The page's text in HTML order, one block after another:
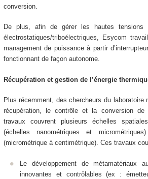
conversion.
De plus, afin de gérer les hautes tensions
électrostatiques/triboélectriques, Esycom
management de puissance à partir
fonctionnant de façon autonome.
Récupération et gestion de l’énergie
Plus récemment, des chercheurs du laboratoire
récupération, le contrôle et la conversion de
travaux couvrent plusieurs échelles
(échelles nanométriques et
(micrométrique à centimétrique). Ces travaux
Le développement de métamatériaux
innovantes et contrôlables (ex :